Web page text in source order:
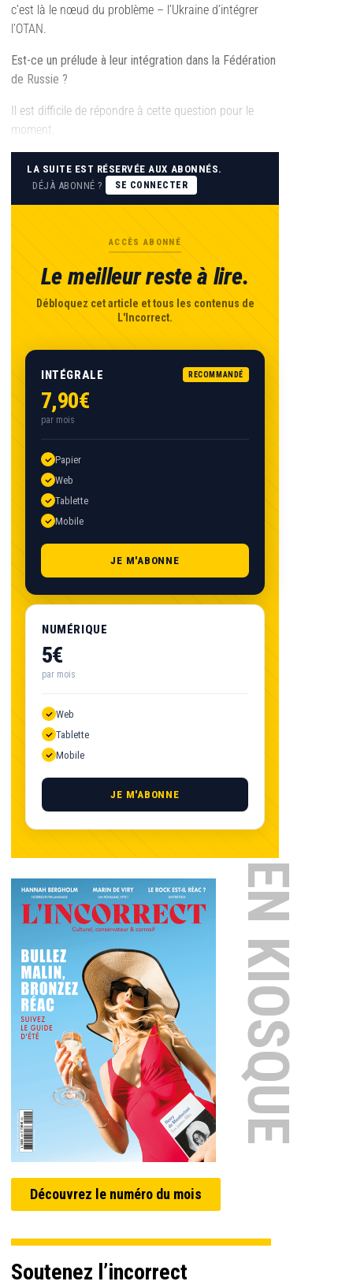
c’est là le nœud du problème – l’Ukraine d’intégrer
l’OTAN.
Est-ce un prélude à leur intégration dans la Fédération
de Russie ?
Il est difficile de répondre à cette question pour le
moment.
LA SUITE EST RÉSERVÉE AUX ABONNÉS.
DÉJÀ ABONNÉ ?
SE CONNECTER
ACCÈS ABONNÉ
Le meilleur reste à lire.
Débloquez cet article et tous les contenus de
L'Incorrect.
INTÉGRALE RECOMMANDÉ
7,90€
par mois
Papier
Web
Tablette
Mobile
JE M'ABONNE
NUMÉRIQUE
5€
par mois
Web
Tablette
Mobile
JE M'ABONNE
EN KIOSQUE
Découvrez le numéro du mois
Soutenez l’incorrect